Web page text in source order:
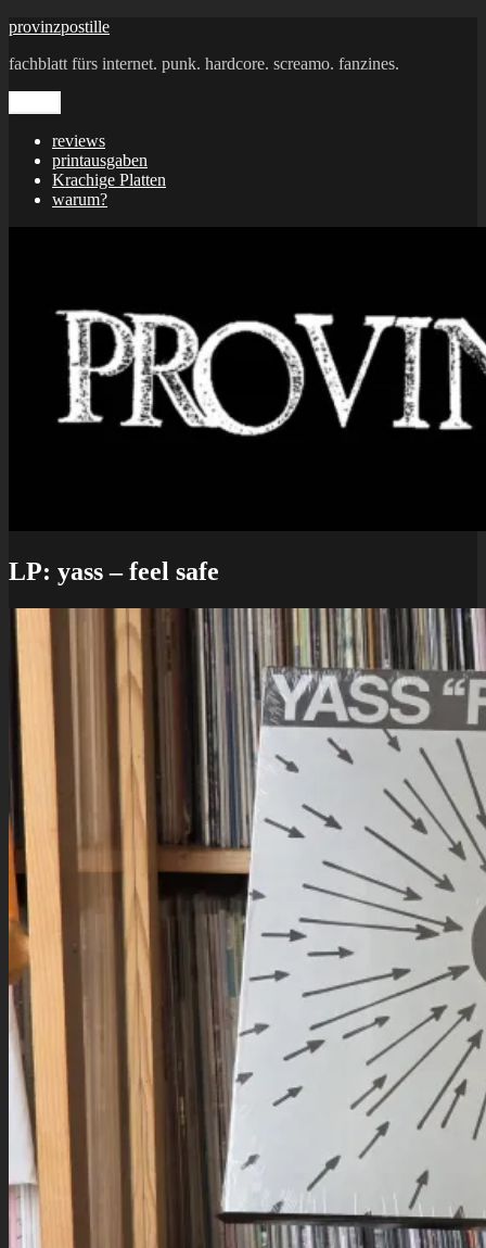
Zum
springen
provinzpostille
fachblatt fürs internet. punk. hardcore. screamo. fanzines.
reviews
printausgaben
Krachige Platten
warum?
LP: yass – feel safe